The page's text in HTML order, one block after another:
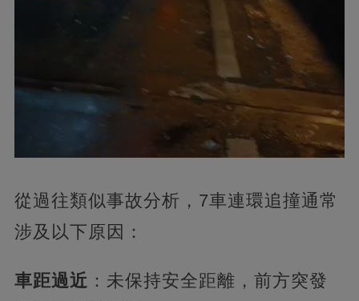
從過往類似事故分析，7車連環追撞通常
涉及以下原因：
車距過近 ：未保持安全距離，前方突發